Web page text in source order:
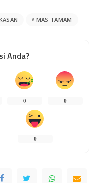
MAS TAMAM
Anda?
0 0
0